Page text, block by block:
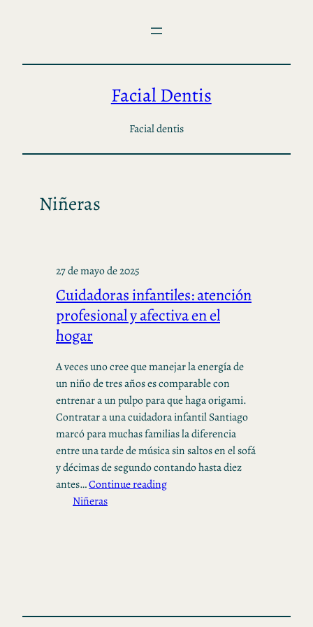
Facial Dentis
Facial dentis
Niñeras
27 de mayo de 2025
Cuidadoras infantiles: atención
profesional y afectiva en el
hogar
A veces uno cree que manejar la energía de
un niño de tres años es comparable con
entrenar a un pulpo para que haga origami.
Contratar a una cuidadora infantil Santiago
marcó para muchas familias la diferencia
entre una tarde de música sin saltos en el sofá
y décimas de segundo contando hasta diez
antes…Continue reading
Niñeras